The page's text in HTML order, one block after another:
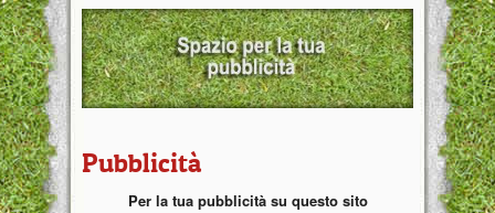
Pubblicità
Per la tua pubblicità su questo sito